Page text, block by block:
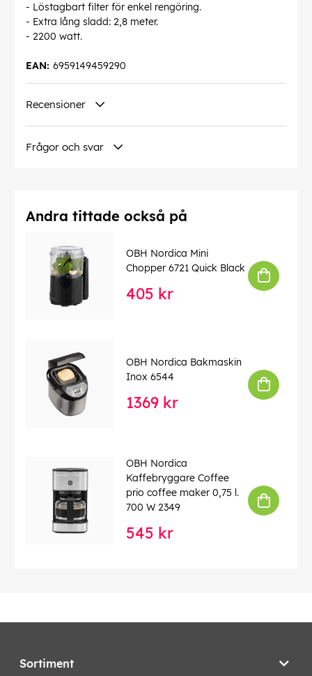
- Löstagbart filter för enkel rengöring.
- Extra lång sladd: 2,8 meter.
- 2200 watt.
6959149459290
EAN:
Recensioner
Frågor och svar
Andra tittade också på
OBH Nordica Mini
Chopper 6721 Quick Black
405 kr
OBH Nordica Bakmaskin
Inox 6544
1369 kr
OBH Nordica
Kaffebryggare Coffee
prio coffee maker 0,75 l.
700 W 2349
545 kr
Sortiment